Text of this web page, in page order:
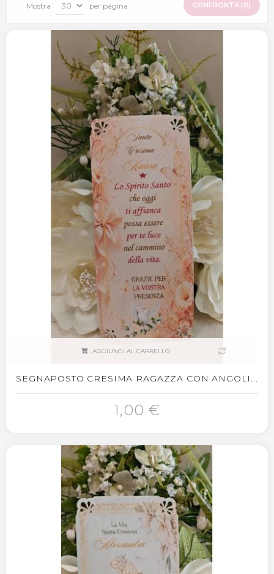
Mostra per pagina CONFRONTA (0)
AGGIUNGI AL CARRELLO
SEGNAPOSTO CRESIMA RAGAZZA CON ANGOLI...
1,00 €